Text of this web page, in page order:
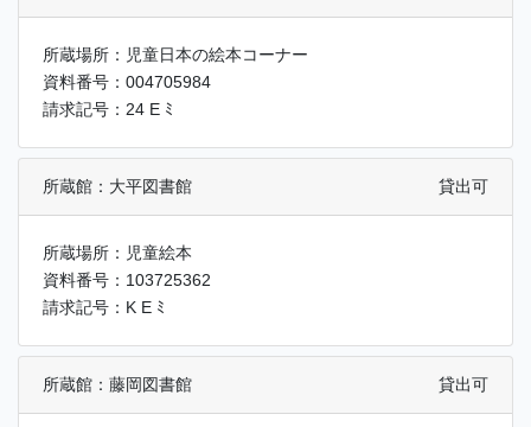
所蔵場所：児童日本の絵本コーナー
資料番号：004705984
請求記号：24 E ﾐ
所蔵館：大平図書館 貸出可
所蔵場所：児童絵本
資料番号：103725362
請求記号：K E ﾐ
所蔵館：藤岡図書館 貸出可